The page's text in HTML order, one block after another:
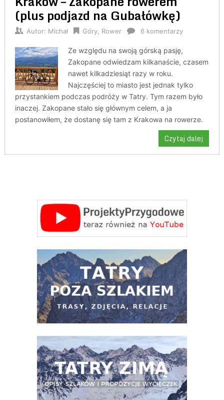
(plus podjazd na Gubałówkę)
Autor: Michał Góry, Rower 6 komentarzy
Ze względu na swoją górską pasję,
Zakopane odwiedzam kilkanaście, czasem
nawet kilkadziesiąt razy w roku.
Najczęściej to miasto jest jednak tylko
przystankiem podczas podróży w Tatry. Tym razem było
inaczej. Zakopane stało się głównym celem, a ja
postanowiłem, że dostanę się tam z Krakowa na rowerze.
Czytaj dalej